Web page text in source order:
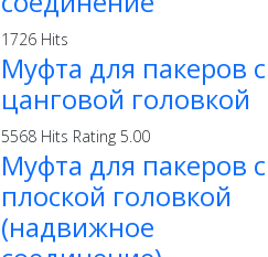
1726 Hits
Муфта для пакеров с
цанговой головкой
5568 Hits Rating 5.00
Муфта для пакеров с
плоской головкой
(надвижное